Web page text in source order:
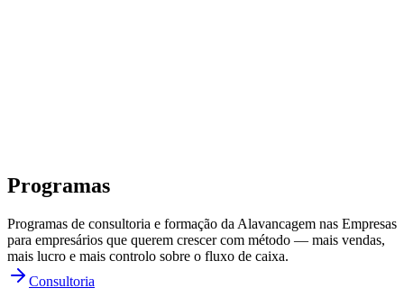
Programas
Programas de consultoria e formação da Alavancagem nas Empresas
para empresários que querem crescer com método — mais vendas,
mais lucro e mais controlo sobre o fluxo de caixa.
Consultoria